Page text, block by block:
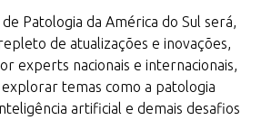
Patologia da América do Sul será,
de atualizações e inovações,
experts nacionais e internacionais,
temas como a patologia
artificial e demais desafios